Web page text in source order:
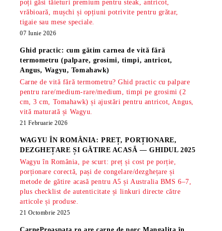
poți găsi tăieturi premium pentru steak, antricot,
vrăbioară, mușchi și opțiuni potrivite pentru grătar,
tigaie sau mese speciale.
07 Iunie 2026
Ghid practic: cum gătim carnea de vită fără
termometru (palpare, grosimi, timpi, antricot,
Angus, Wagyu, Tomahawk)
Carne de vită fără termometru? Ghid practic cu palpare
pentru rare/medium-rare/medium, timpi pe grosimi (2
cm, 3 cm, Tomahawk) și ajustări pentru antricot, Angus,
vită maturată și Wagyu.
21 Februarie 2026
WAGYU ÎN ROMÂNIA: PREȚ, PORȚIONARE,
DEZGHEȚARE ȘI GĂTIRE ACASĂ — GHIDUL 2025
Wagyu în România, pe scurt: preț și cost pe porție,
porționare corectă, pași de congelare/dezghețare și
metode de gătire acasă pentru A5 și Australia BMS 6–7,
plus checklist de autenticitate și linkuri directe către
articole și produse.
21 Octombrie 2025